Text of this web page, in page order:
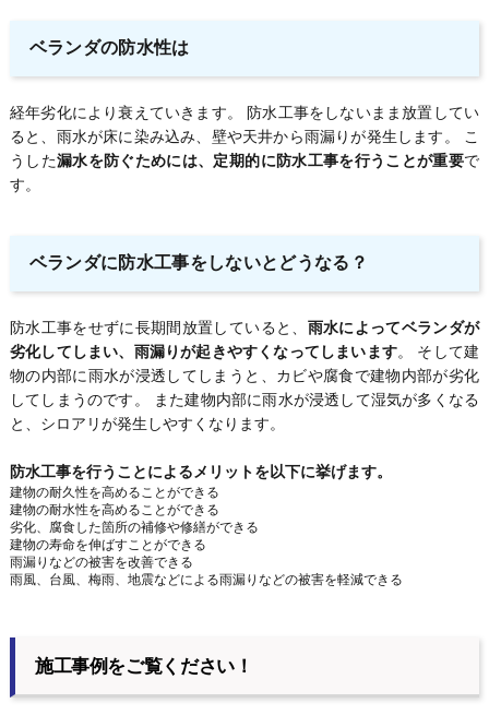
ベランダの防水性は
経年劣化により衰えていきます。 防水工事をしないまま放置してい
ると、雨水が床に染み込み、壁や天井から雨漏りが発生します。 こ
うした漏水を防ぐためには、定期的に防水工事を行うことが重要で
す。
ベランダに防水工事をしないとどうなる？
防水工事をせずに長期間放置していると、 雨水によってベランダが
劣化してしまい、雨漏りが起きやすくなってしまいます。 そして建
物の内部に雨水が浸透してしまうと、カビや腐食で建物内部が劣化
してしまうのです。 また建物内部に雨水が浸透して湿気が多くなる
と、シロアリが発生しやすくなります。
防水工事を行うことによるメリットを以下に挙げます。
建物の耐久性を高めることができる
建物の耐水性を高めることができる
劣化、腐食した箇所の補修や修繕ができる
建物の寿命を伸ばすことができる
雨漏りなどの被害を改善できる
雨風、台風、梅雨、地震などによる雨漏りなどの被害を軽減できる
施工事例をご覧ください！